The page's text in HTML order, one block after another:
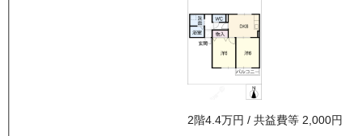
2階4.4万円 / 共益費等 2,000円